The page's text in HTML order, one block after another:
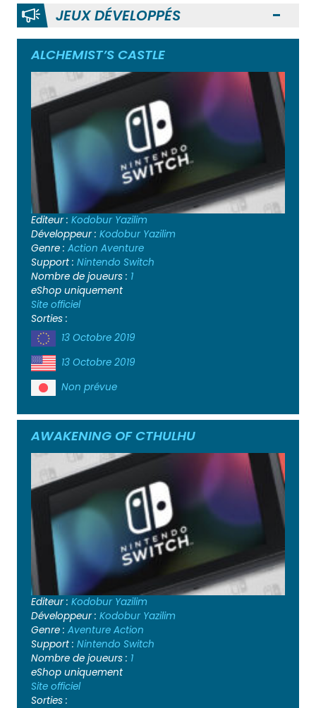
JEUX DÉVELOPPÉS
ALCHEMIST’S CASTLE
Editeur : Kodobur Yazilim
Développeur : Kodobur Yazilim
Genre : Action Aventure
Support : Nintendo Switch
Nombre de joueurs : 1
eShop uniquement
Site officiel
Sorties :
13 Octobre 2019
13 Octobre 2019
Non prévue
AWAKENING OF CTHULHU
Editeur : Kodobur Yazilim
Développeur : Kodobur Yazilim
Genre : Aventure Action
Support : Nintendo Switch
Nombre de joueurs : 1
eShop uniquement
Site officiel
Sorties :